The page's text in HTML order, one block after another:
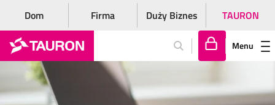
Dom Firma Duży Biznes TAURON
lo
Menu